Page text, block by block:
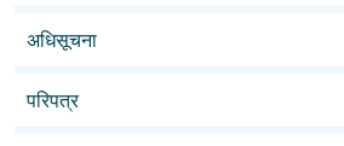
अधिसूचना
परिपत्र